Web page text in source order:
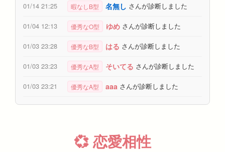
01/14 21:25 暇なしB型 名無し さんが診断しました
01/04 12:13 優秀なO型 ゆめ さんが診断しました
01/03 23:28 優秀なB型 はる さんが診断しました
01/03 23:23 優秀なA型 そいてる さんが診断しました
01/03 23:21 優秀なA型 aaa さんが診断しました
💞 恋愛相性